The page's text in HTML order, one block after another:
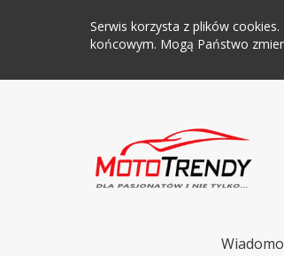
Serwis korzysta z plików
końcowym. Mogą Państwo